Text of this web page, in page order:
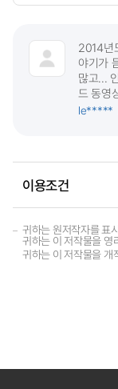
2014년
야기가
많고...
드 동영
le*****
이용조건
귀하는 원저작자를 표
귀하는 이 저작물을 영
귀하는 이 저작물을 개